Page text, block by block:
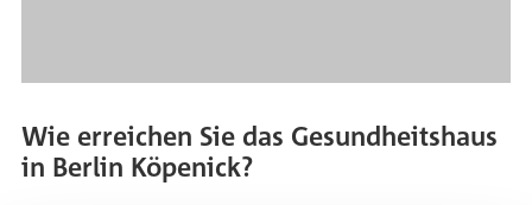
Wie erreichen Sie das Gesundheitshaus
in Berlin Köpenick?